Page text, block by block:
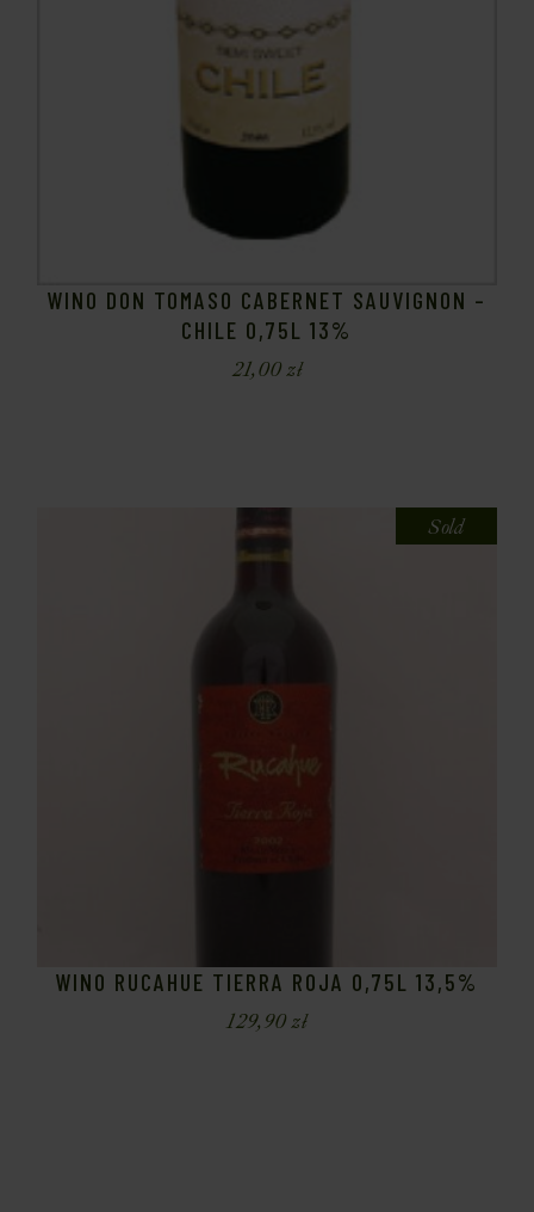
WINO DON TOMASO CABERNET SAUVIGNON –
CHILE 0,75L 13%
21,00zł
Sold
WINO RUCAHUE TIERRA ROJA 0,75L 13,5%
129,90zł